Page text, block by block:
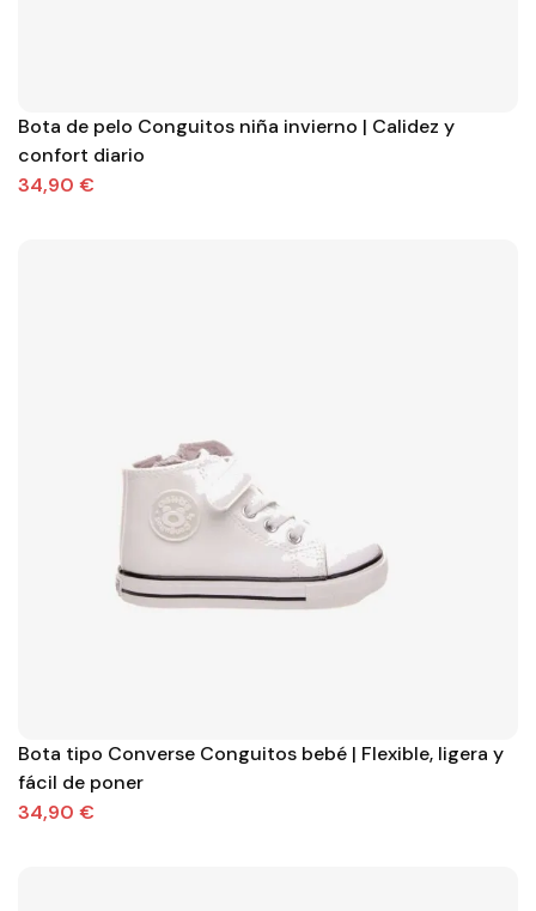
Bota de pelo Conguitos niña invierno | Calidez y
confort diario
34,90 €
Bota tipo Converse Conguitos bebé | Flexible, ligera y
fácil de poner
34,90 €